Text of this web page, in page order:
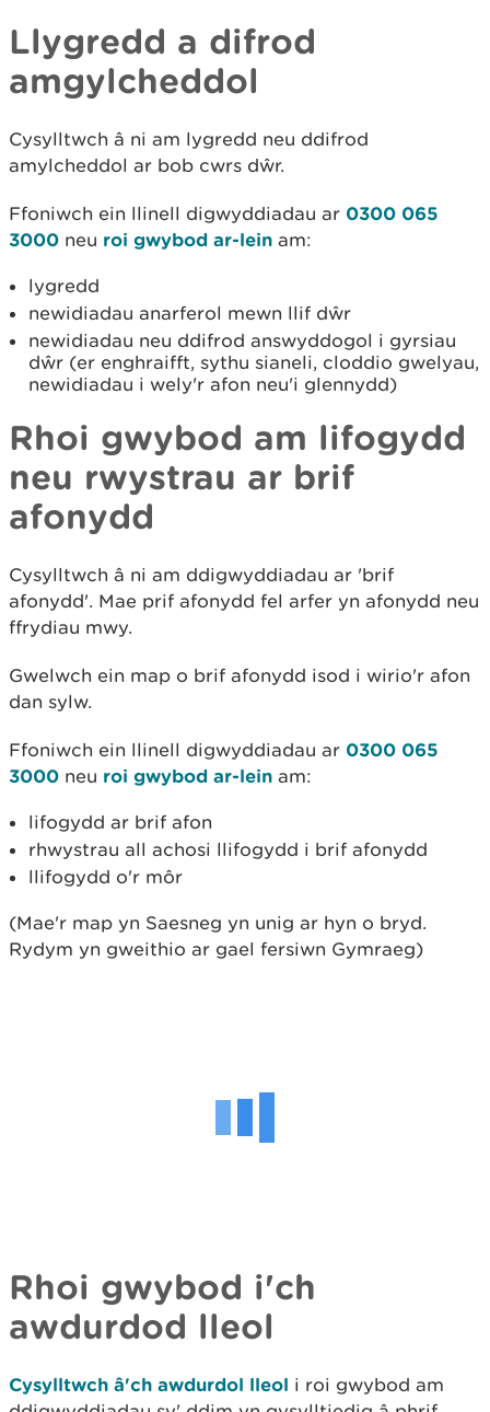
Llygredd a difrod
amgylcheddol
Cysylltwch â ni am lygredd neu ddifrod
amylcheddol ar bob cwrs dŵr.
Ffoniwch ein llinell digwyddiadau ar 0300 065
3000 neu roi gwybod ar-lein am:
lygredd
newidiadau anarferol mewn llif dŵr
newidiadau neu ddifrod answyddogol i gyrsiau
dŵr (er enghraifft, sythu sianeli, cloddio gwelyau,
newidiadau i wely'r afon neu'i glennydd)
Rhoi gwybod am lifogydd
neu rwystrau ar brif
afonydd
Cysylltwch â ni am ddigwyddiadau ar 'brif
afonydd'. Mae prif afonydd fel arfer yn afonydd neu
ffrydiau mwy.
Gwelwch ein map o brif afonydd isod i wirio'r afon
dan sylw.
Ffoniwch ein llinell digwyddiadau ar 0300 065
3000 neu roi gwybod ar-lein am:
lifogydd ar brif afon
rhwystrau all achosi llifogydd i brif afonydd
llifogydd o'r môr
(Mae'r map yn Saesneg yn unig ar hyn o bryd.
Rydym yn gweithio ar gael fersiwn Gymraeg)
Rhoi gwybod i'ch
awdurdod lleol
Cysylltwch â'ch awdurdol lleol i roi gwybod am